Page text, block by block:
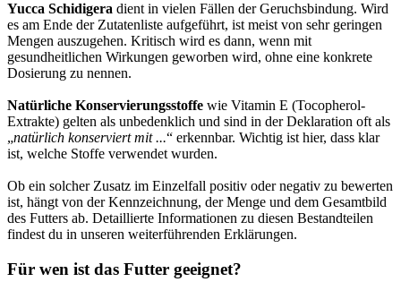
Yucca Schidigera dient in vielen Fällen der Geruchsbindung. Wird
es am Ende der Zutatenliste aufgeführt, ist meist von sehr geringen
Mengen auszugehen. Kritisch wird es dann, wenn mit
gesundheitlichen Wirkungen geworben wird, ohne eine konkrete
Dosierung zu nennen.
Natürliche Konservierungsstoffe wie Vitamin E (Tocopherol-
Extrakte) gelten als unbedenklich und sind in der Deklaration oft als
„natürlich konserviert mit ...“ erkennbar. Wichtig ist hier, dass klar
ist, welche Stoffe verwendet wurden.
Ob ein solcher Zusatz im Einzelfall positiv oder negativ zu bewerten
ist, hängt von der Kennzeichnung, der Menge und dem Gesamtbild
des Futters ab. Detaillierte Informationen zu diesen Bestandteilen
findest du in unseren weiterführenden Erklärungen.
Für wen ist das Futter geeignet?